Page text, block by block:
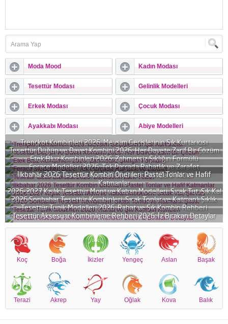
Moda Mood Kadın Modası
Tesettür Modası Gelinlik Modelleri
Erkek Modası Çocuk Modası
Ayakkabı Modası Abiye Modelleri
Trençkot Kombinleri 2026: Mevsim Geçişlerinin Şık Kurtarıcısı
Tesettür Düğün ve Davet Kombini 2026: Her Davete Zarif Bir Çözüm
Etek Bluz Kombinleri 2026: Zahmetsiz Şıklığın Formülü
Ferace Modelleri 2026: Tek Parçada Rahatlık ve Zarafet
Tesettür Gece Elbisesi 2026: Davetlerin Zarif Yıldızı
İlkbahar 2026 Tesettür Kombin Önerileri: Pastel Tonlar ve Hafif
Katmanlar
2026-2027 Kışlık Tesettür Mont ve Kaban Modelleri: Sıcak Tut, Şık Kal
2026 Sonbahar Tesettür Kombinleri: Sıcak Tonlar ve Katmanlı Şıklık
Tesettür Tunik Modelleri 2026: Rahat ve Şık Kombin Rehberi
Tesettür Aksesuar Kombinleme Rehberi 2026: İz Bırakan Detaylar
Koç Boğa İkizler Yengeç Aslan Başak
Terazi Akrep Yay Oğlak Kova Balık